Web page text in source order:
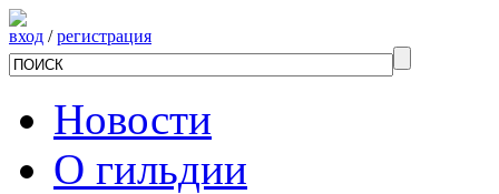
вход /регистрация
Новости
О гильдии